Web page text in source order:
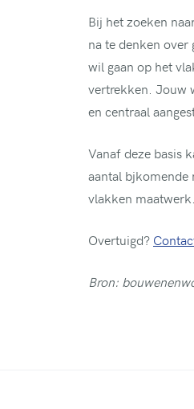
Bij het zoeken
na te denken
wil gaan op het
vertrekken. Jouw
en centraal
Vanaf deze basis
aantal bjkomende
vlakken maatwerk.
Overtuigd?
Bron: